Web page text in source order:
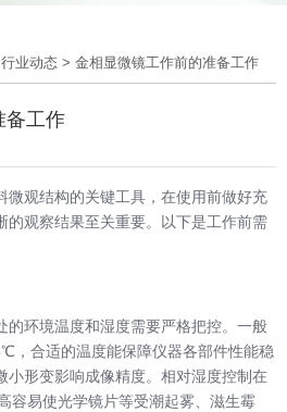
行业动态 > 金相显微镜工作前的准备工作
备工作
微观结构的关键工具，在使用前做好充
的观察结果至关重要。以下是工作前需
的环境温度和湿度需要严格把控。一般
，合适的温度能保障仪器各部件性能稳
小形变影响成像精度。相对湿度控制在
容易使光学镜片等受潮起雾、滋生霉